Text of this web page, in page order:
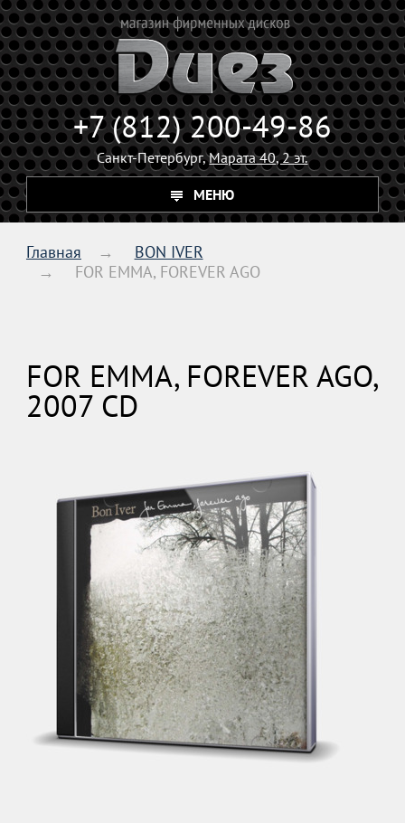
+7 (812) 200-49-86
Санкт-Петербург,Марата 40, 2 эт.
МЕНЮ
Главная
BON IVER
FOR EMMA, FOREVER AGO
FOR EMMA, FOREVER AGO,
2007 CD